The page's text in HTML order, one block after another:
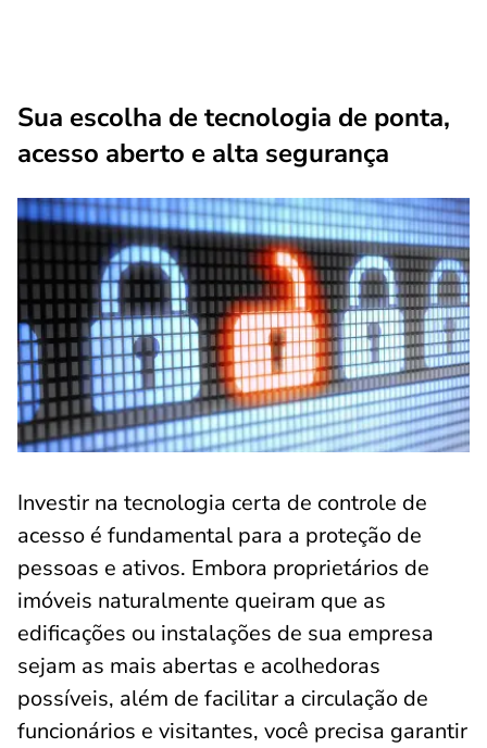
Sua escolha de tecnologia de ponta,
acesso aberto e alta segurança
Investir na tecnologia certa de controle de
acesso é fundamental para a proteção de
pessoas e ativos. Embora proprietários de
imóveis naturalmente queiram que as
edificações ou instalações de sua empresa
sejam as mais abertas e acolhedoras
possíveis, além de facilitar a circulação de
funcionários e visitantes, você precisa garantir